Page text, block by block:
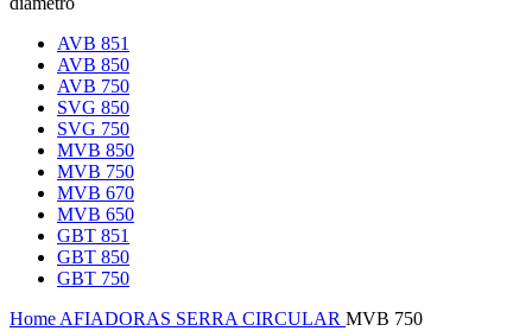
AVB 851
AVB 850
AVB 750
SVG 850
SVG 750
MVB 850
MVB 750
MVB 670
MVB 650
GBT 851
GBT 850
GBT 750
HomeAFIADORAS SERRA CIRCULAR MVB 750